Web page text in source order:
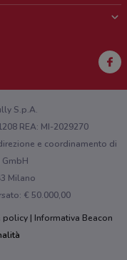
S.p.A.
REA: MI-2029270
e coordinamento di
Milano
€ 50.000,00
policy
Informativa Beacon